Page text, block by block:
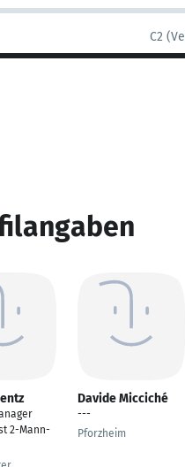
C2
2-Mann-
Davide Micciché
---
Pforzheim